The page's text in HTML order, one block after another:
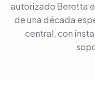
autorizado Beretta
de una década
central, con